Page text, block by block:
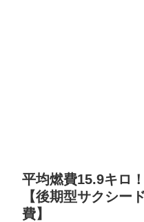
平均燃費15.9キロ
【後期型サクシー
費】